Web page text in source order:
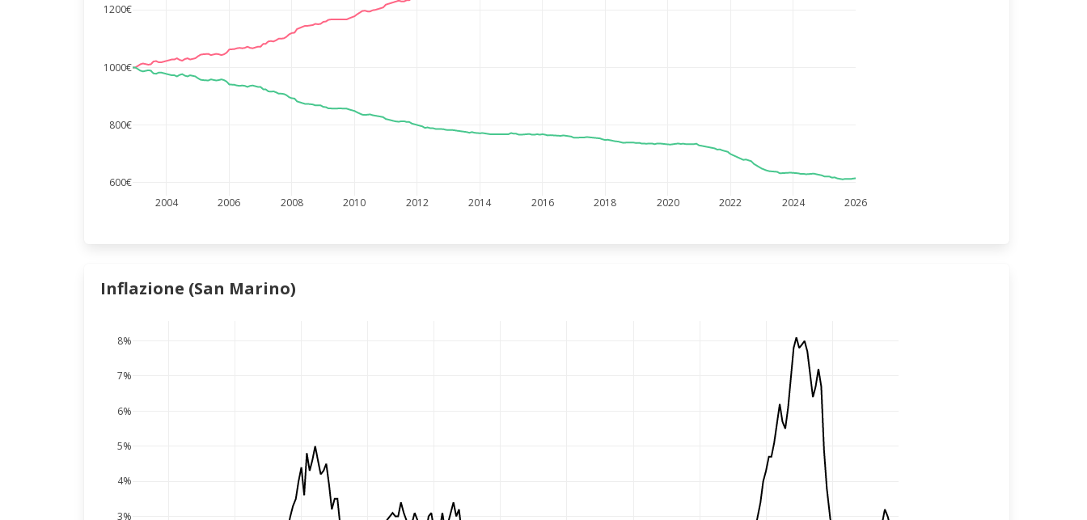
2004 2006 2008 2010 2012 2014 2016 2018 2020 2022 2024 2026
600€
800€
1000€
1200€
Inflazione (San Marino)
3%
4%
5%
6%
7%
8%